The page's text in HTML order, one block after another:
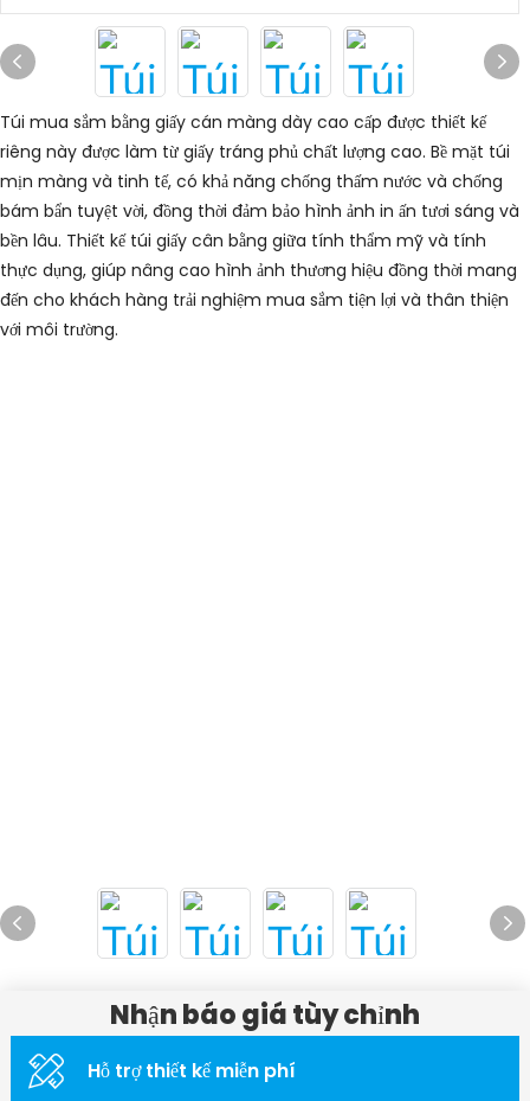
Túi mua sắm bằng giấy cán màng dày cao cấp được thiết kế
riêng này được làm từ giấy tráng phủ chất lượng cao. Bề mặt túi
mịn màng và tinh tế, có khả năng chống thấm nước và chống
bám bẩn tuyệt vời, đồng thời đảm bảo hình ảnh in ấn tươi sáng và
bền lâu. Thiết kế túi giấy cân bằng giữa tính thẩm mỹ và tính
thực dụng, giúp nâng cao hình ảnh thương hiệu đồng thời mang
đến cho khách hàng trải nghiệm mua sắm tiện lợi và thân thiện
với môi trường.
Nhận báo giá tùy chỉnh
Hỗ trợ thiết kế miễn phí